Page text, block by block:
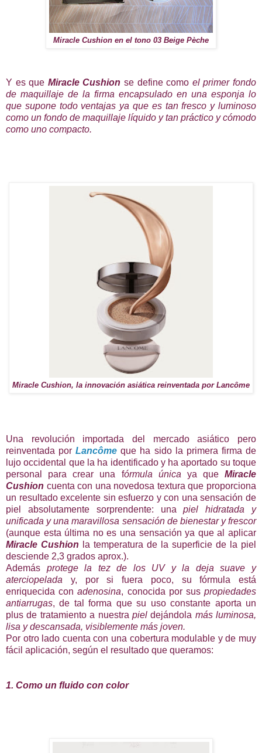
Miracle Cushion en el tono 03 Beige Pèche
Y es que Miracle Cushion se define como el primer fondo
de maquillaje de la firma encapsulado en una esponja lo
que supone todo ventajas ya que es tan fresco y luminoso
como un fondo de maquillaje líquido y tan práctico y cómodo
como uno compacto.
Miracle Cushion, la innovación asiática reinventada por Lancôme
Una revolución importada del mercado asiático pero
reinventada porLancôme que ha sido la primera firma de
lujo occidental que la ha identificado y ha aportado su toque
personal para crear una fórmula única ya que Miracle
Cushion cuenta con una novedosa textura que proporciona
un resultado excelente sin esfuerzo y con una sensación de
piel absolutamente sorprendente: unapiel hidratada y
unificada y una maravillosa sensación de bienestar y frescor
(aunque esta última no es una sensación ya que al aplicar
Miracle Cushion la temperatura de la superficie de la piel
desciende 2,3 grados aprox.).
Además protege la tez de los UV y la deja suave y
aterciopelada y, por si fuera poco, su fórmula está
enriquecida conadenosina, conocida por suspropiedades
antiarrugas, de tal forma que su uso constante aporta un
plus de tratamiento a nuestra pieldejándola más luminosa,
lisa y descansada, visiblemente más joven.
Por otro lado cuenta con una cobertura modulable y de muy
fácil aplicación, según el resultado que queramos:
1. Como un fluido con color